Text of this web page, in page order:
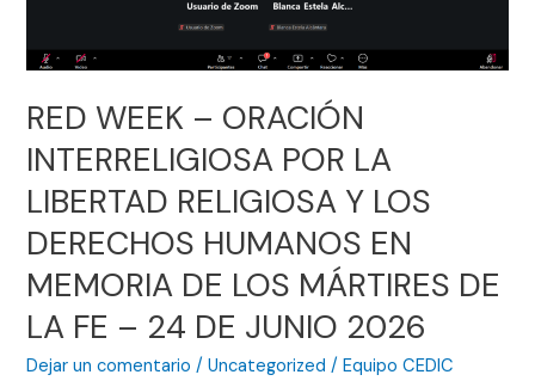
RED WEEK – ORACIÓN
INTERRELIGIOSA POR LA
LIBERTAD RELIGIOSA Y LOS
DERECHOS HUMANOS EN
MEMORIA DE LOS MÁRTIRES DE
LA FE – 24 DE JUNIO 2026
Dejar un comentario /Uncategorized /Equipo CEDIC
DERECHOS
HUMANOS
EN
MEMORIA
DE
LOS
MÁRTIRES
DE
LA
FE